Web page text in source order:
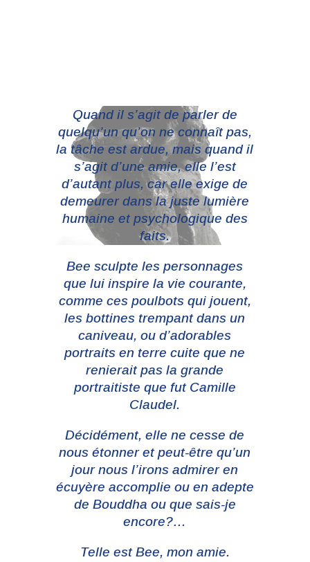
Quand il s’agit de parler de
quelqu’un qu’on ne connaît pas,
la tâche est ardue, mais quand il
s’agit d’une amie, elle l’est
d’autant plus, car elle exige de
demeurer dans la juste lumière
humaine et psychologique des
faits.
Bee sculpte les personnages
que lui inspire la vie courante,
comme ces poulbots qui jouent,
les bottines trempant dans un
caniveau, ou d’adorables
portraits en terre cuite que ne
renierait pas la grande
portraitiste que fut Camille
Claudel.
Décidément, elle ne cesse de
nous étonner et peut-être qu’un
jour nous l’irons admirer en
écuyère accomplie ou en adepte
de Bouddha ou que sais-je
encore?…
Telle est Bee, mon amie.